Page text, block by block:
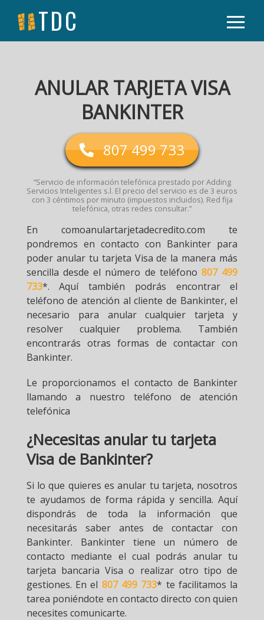
TDC
ANULAR TARJETA VISA
BANKINTER
807 499 733
“Servicio de información telefónica prestado por Adding
Servicios Inteligentes s.l. El precio del servicio es de 3 euros
con 3 céntimos por minuto (impuestos incluidos). Red fija
telefónica, otras redes consultar.”
En comoanulartarjetadecredito.com te
pondremos en contacto con Bankinter para
poder anular tu tarjeta Visa de la manera más
sencilla desde el número de teléfono807 499
733*. Aquí también podrás encontrar el
teléfono de atención al cliente de Bankinter, el
necesario para anular cualquier tarjeta y
resolver cualquier problema. También
encontrarás otras formas de contactar con
Bankinter.
Le proporcionamos el contacto de Bankinter
llamando a nuestro teléfono de atención
telefónica
¿Necesitas anular tu tarjeta
Visa de Bankinter?
Si lo que quieres es anular tu tarjeta, nosotros
te ayudamos de forma rápida y sencilla. Aquí
dispondrás de toda la información que
necesitarás saber antes de contactar con
Bankinter. Bankinter tiene un número de
contacto mediante el cual podrás anular tu
tarjeta bancaria Visa o realizar otro tipo de
gestiones. En el 807 499 733* te facilitamos la
tarea poniéndote en contacto directo con quien
necesites comunicarte.